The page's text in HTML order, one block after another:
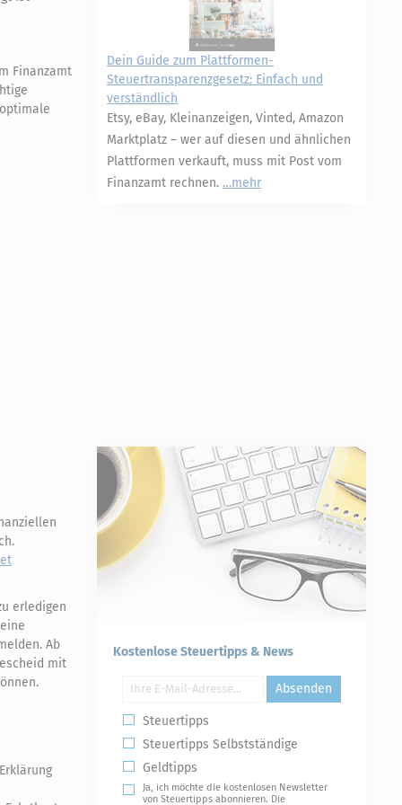
Finanzamt
erledigen
Ab
mit
Dein Guide zum Plattformen-
Steuertransparenzgesetz: Einfach und
verständlich
Etsy, eBay, Kleinanzeigen, Vinted, Amazon
Marktplatz – wer auf diesen und ähnlichen
Plattformen verkauft, muss mit Post vom
Finanzamt rechnen.
mehr
Kostenlose Steuertipps & News
Absenden
Steuertipps
Steuertipps Selbstständige
Geldtipps
Ja, ich möchte die kostenlosen Newsletter
von Steuertipps abonnieren. Die